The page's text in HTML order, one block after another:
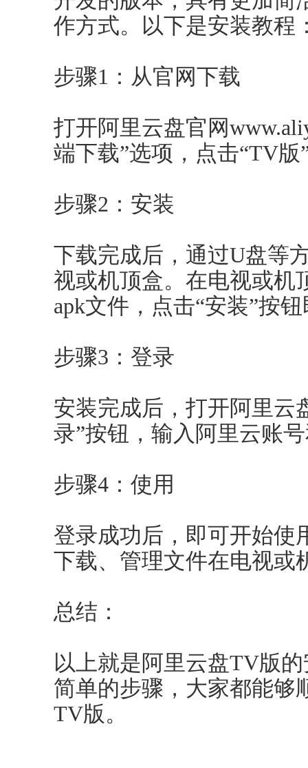
作方式。以下是安装教程
步骤1：从官网下载
打开阿里云盘官网
端下载”选项，点击“TV版
步骤2：安装
下载完成后，通过U盘等
视或机顶盒。在电视或机
apk文件，点击“安装”按
步骤3：登录
安装完成后，打开阿里云
录”按钮，输入阿里云账
步骤4：使用
登录成功后，即可开始使
下载、管理文件在电视或
总结：
以上就是阿里云盘TV版
简单的步骤，大家都能够
TV版。